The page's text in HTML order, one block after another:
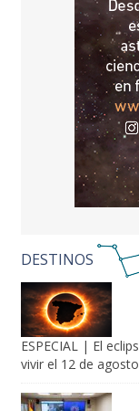
DESTINOS
ESPECIAL | El
vivir el 12 de agosto